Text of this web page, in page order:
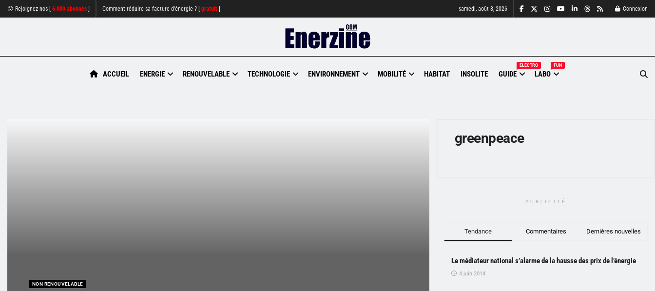
😮 Rejoignez nos [ 6.000 abonnés Comment réduire sa facture d'énergie ? [ gratuit samedi, août 8, 2026 Connexion
ACCUEIL ENERGIE RENOUVELABLE TECHNOLOGIE ENVIRONNEMENT MOBILITÉ HABITAT INSOLITE GUIDE
ELECTRO
LABO
FUN
NON RENOUVELABLE
greenpeace
PUBLICITÉ
Tendance Commentaires Dernières nouvelles
Le médiateur national s’alarme de la hausse des prix de l’énergie
4 juin 2014